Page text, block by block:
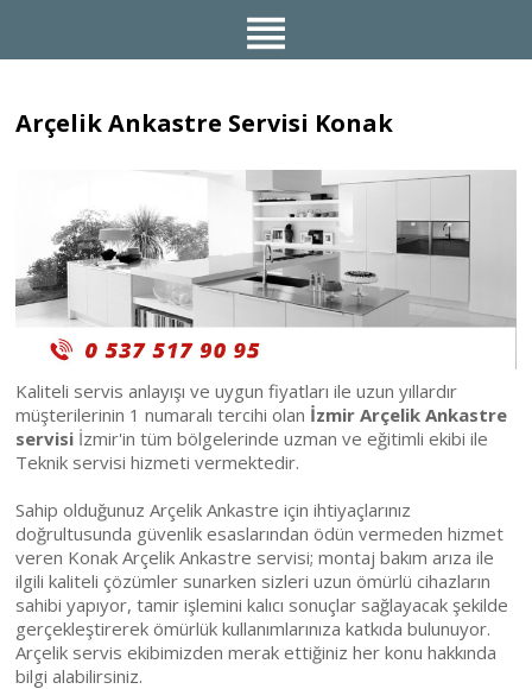
Arçelik Ankastre Servisi Konak
Kaliteli servis anlayışı ve uygun fiyatları ile uzun yıllardır
müşterilerinin 1 numaralı tercihi olan İzmir Arçelik Ankastre
servisi İzmir'in tüm bölgelerinde uzman ve eğitimli ekibi ile
Teknik servisi hizmeti vermektedir.
Sahip olduğunuz Arçelik Ankastre için ihtiyaçlarınız
doğrultusunda güvenlik esaslarından ödün vermeden hizmet
veren Konak Arçelik Ankastre servisi; montaj bakım arıza ile
ilgili kaliteli çözümler sunarken sizleri uzun ömürlü cihazların
sahibi yapıyor, tamir işlemini kalıcı sonuçlar sağlayacak şekilde
gerçekleştirerek ömürlük kullanımlarınıza katkıda bulunuyor.
Arçelik servis ekibimizden merak ettiğiniz her konu hakkında
bilgi alabilirsiniz.